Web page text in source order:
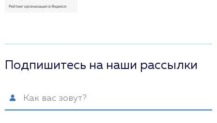
Подпишитесь на наши рассылки